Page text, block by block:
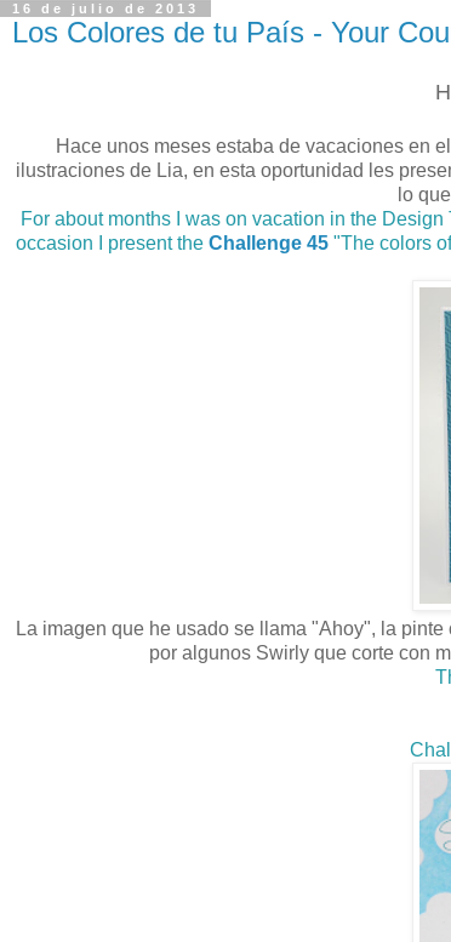
16 de julio de 2013
Los Colores de tu País - Your
Hace unos meses estaba de vacaciones en
ilustraciones de Lia, en esta oportunidad les
lo
For about months I was on vacation in the
occasion I present the Challenge 45"The colors
La imagen que he usado se llama "Ahoy", la
por algunos Swirly que corte con